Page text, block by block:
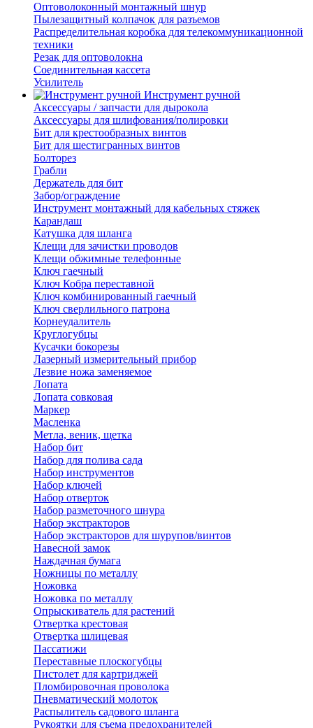
Оптоволоконный монтажный шнур
Пылезащитный колпачок для разъемов
Распределительная коробка для телекоммуникационной
техники
Резак для оптоволокна
Соединительная кассета
Усилитель
Инструмент ручной
Аксессуары / запчасти для дырокола
Аксессуары для шлифования/полировки
Бит для крестообразных винтов
Бит для шестигранных винтов
Болторез
Грабли
Держатель для бит
Забор/ограждение
Инструмент монтажный для кабельных стяжек
Карандаш
Катушка для шланга
Клещи для зачистки проводов
Клещи обжимные телефонные
Ключ гаечный
Ключ Кобра переставной
Ключ комбинированный гаечный
Ключ сверлильного патрона
Корнеудалитель
Круглогубцы
Кусачки бокорезы
Лазерный измерительный прибор
Лезвие ножа заменяемое
Лопата
Лопата совковая
Маркер
Масленка
Метла, веник, щетка
Набор бит
Набор для полива сада
Набор инструментов
Набор ключей
Набор отверток
Набор разметочного шнура
Набор экстракторов
Набор экстракторов для шурупов/винтов
Навесной замок
Наждачная бумага
Ножницы по металлу
Ножовка
Ножовка по металлу
Опрыскиватель для растений
Отвертка крестовая
Отвертка шлицевая
Пассатижи
Переставные плоскогубцы
Пистолет для картриджей
Пломбировочная проволока
Пневматический молоток
Распылитель садового шланга
Рукоятки для съема предохранителей